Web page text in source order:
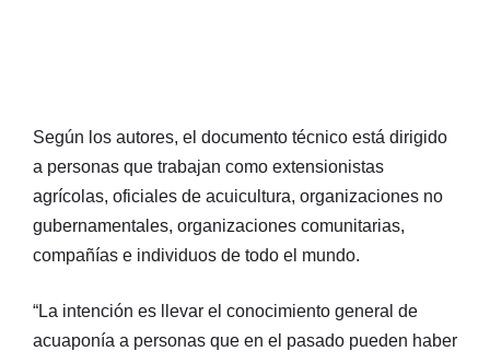
Según los autores, el documento técnico está dirigido
a personas que trabajan como extensionistas
agrícolas, oficiales de acuicultura, organizaciones no
gubernamentales, organizaciones comunitarias,
compañías e individuos de todo el mundo.
“La intención es llevar el conocimiento general de
acuaponía a personas que en el pasado pueden haber